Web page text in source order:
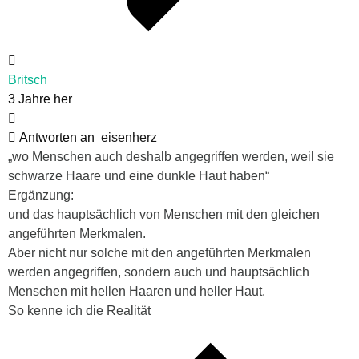
Britsch
3 Jahre her
Antworten an eisenherz
„wo Menschen auch deshalb angegriffen werden, weil sie
schwarze Haare und eine dunkle Haut haben“
Ergänzung:
und das hauptsächlich von Menschen mit den gleichen
angeführten Merkmalen.
Aber nicht nur solche mit den angeführten Merkmalen
werden angegriffen, sondern auch und hauptsächlich
Menschen mit hellen Haaren und heller Haut.
So kenne ich die Realität